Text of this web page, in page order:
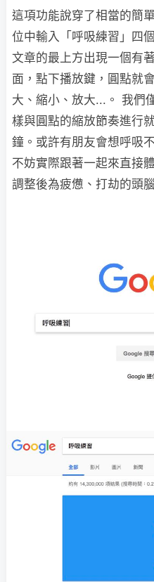
這項功能說穿了相當的簡
位中輸入「呼吸練習」四
文章的最上方出現一個有
面，點下播放鍵，圓點就
大、縮小、放大...。 我們
樣與圓點的縮放節奏進行
鐘。或許有朋友會想呼吸
不妨實際跟著一起來直接
調整後為疲憊、打劫的頭